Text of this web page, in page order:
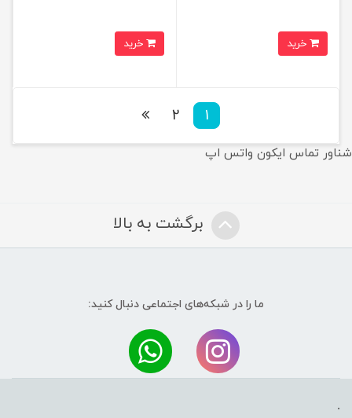
1
2
شناور تماس ایکون واتس اپ
برگشت به بالا
ما را در شبکه‌های اجتماعی دنبال کنید:
.